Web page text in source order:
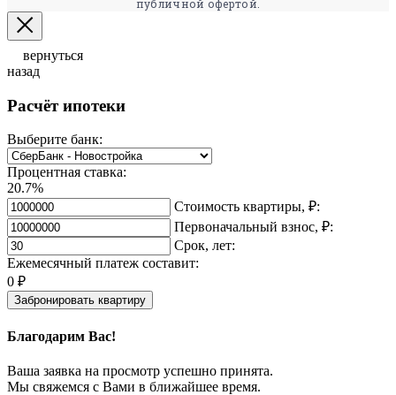
публичной офертой.
вернуться
назад
Расчёт ипотеки
Выберите банк:
Процентная ставка:
20.7%
Стоимость квартиры, ₽:
Первоначальный взнос, ₽:
Срок, лет:
Ежемесячный платеж составит:
0 ₽
Забронировать квартиру
Благодарим Вас!
Ваша заявка на просмотр успешно принята.
Мы свяжемся с Вами в ближайшее время.